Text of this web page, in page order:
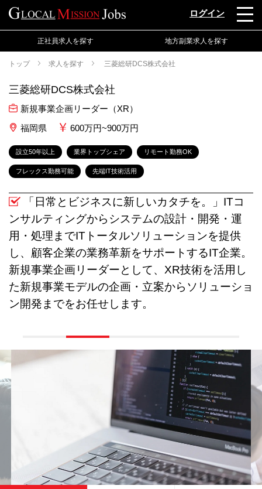
ログイン
正社員求人を探す 地方副業求人を探す
トップ 求人を探す 三菱総研DCS株式会社
三菱総研DCS株式会社
新規事業企画リーダー（XR）
福岡県
600万円~900万円
設立50年以上 業界トップシェア リモート勤務OK
フレックス勤務可能 先端IT技術活用
「日常とビジネスに新しいカタチを。」ITコ
ンサルティングからシステムの設計・開発・運
用・処理までITトータルソリューションを提供
し、顧客企業の業務革新をサポートするIT企業。
新規事業企画リーダーとして、XR技術を活用し
た新規事業モデルの企画・立案からソリューショ
ン開発までをお任せします。